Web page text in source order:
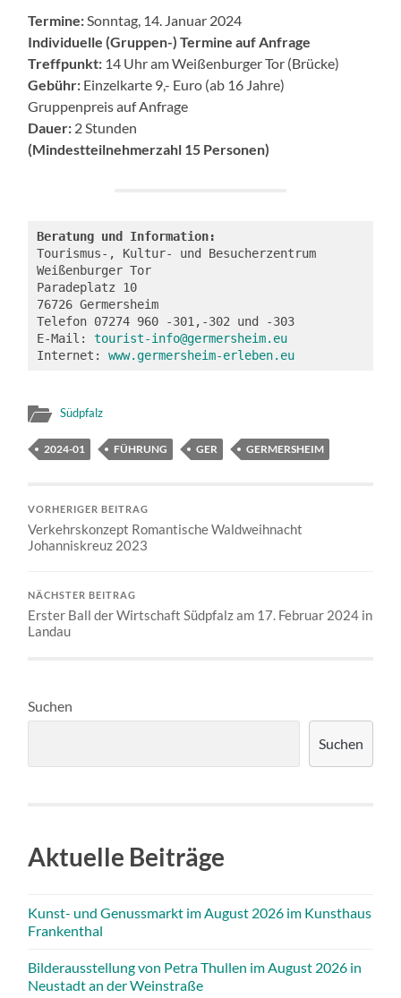
Termine:Sonntag, 14. Januar 2024
Individuelle (Gruppen-) Termine auf Anfrage
Treffpunkt: 14 Uhr am Weißenburger Tor (Brücke)
Gebühr: Einzelkarte 9,- Euro (ab 16 Jahre)
Gruppenpreis auf Anfrage
Dauer: 2 Stunden
(Mindestteilnehmerzahl 15 Personen)
Beratung und Information:
Tourismus-, Kultur- und Besucherzentrum
Weißenburger Tor
Paradeplatz 10
76726 Germersheim
Telefon 07274 960 -301,-302 und -303
E-Mail: tourist-info@germersheim.eu
Internet: www.germersheim-erleben.eu
Südpfalz
2024-01 FÜHRUNG GER GERMERSHEIM
VORHERIGER BEITRAG
Verkehrskonzept Romantische Waldweihnacht
Johanniskreuz 2023
NÄCHSTER BEITRAG
Erster Ball der Wirtschaft Südpfalz am 17. Februar 2024 in
Landau
Suchen
Suchen
Aktuelle Beiträge
Kunst- und Genussmarkt im August 2026 im Kunsthaus
Frankenthal
Bilderausstellung von Petra Thullen im August 2026 in
Neustadt an der Weinstraße